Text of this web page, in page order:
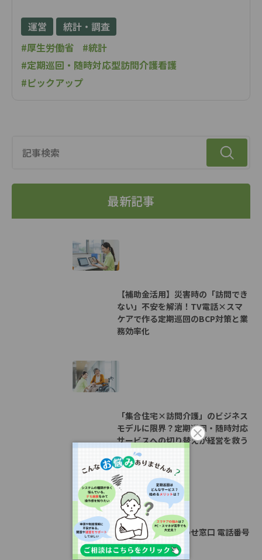
運営
統計・調査
#厚生労働省
#統計
#定期巡回・随時対応型訪問介護看護
#ピックアップ
最新記事
【補助金活用】災害時の「訪問でき
ない」不安を解消！TV電話×スマ
ケアで作る定期巡回のBCP対策と業
務効率化
「集合住宅×訪問介護」のビジネス
モデルに限界？定期巡回・随時対応
サービスへの切り替えが経営を救う
【重要】お問い合わせ窓口 電話番号
変更のお知らせ